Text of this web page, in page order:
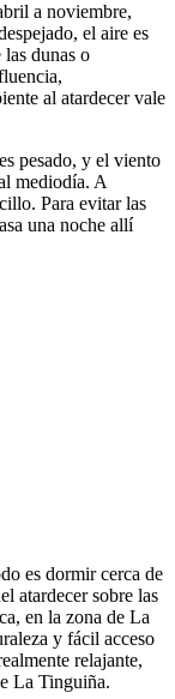
a noviembre,
el aire es
las dunas o
al atardecer vale
pesado, y el viento
mediodía. A
Para evitar las
una noche allí
es dormir cerca de
atardecer sobre las
en la zona de La
y fácil acceso
relajante,
La Tinguiña.